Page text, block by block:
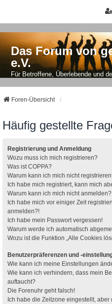
Das Forum von
e.V.
Für Betroffene, Überlebende und
Foren-Übersicht
Häufig gestellte
Registrierung und Anmeldung
Wozu muss ich mich registrieren?
Was ist COPPA?
Warum kann ich mich nicht
Ich habe mich registriert, kann mich
Warum kann ich mich nicht anmelden?
Ich habe mich vor einiger Zeit
anmelden?!
Ich habe mein Passwort vergessen!
Warum werde ich automatisch
Wozu ist die Funktion „Alle Cookies
Benutzerpräferenzen und -
Wie kann ich meine Einstellungen
Wie kann ich verhindern, dass mein
auftaucht?
Die Forenuhr geht falsch!
Ich habe die Zeitzone eingestellt,